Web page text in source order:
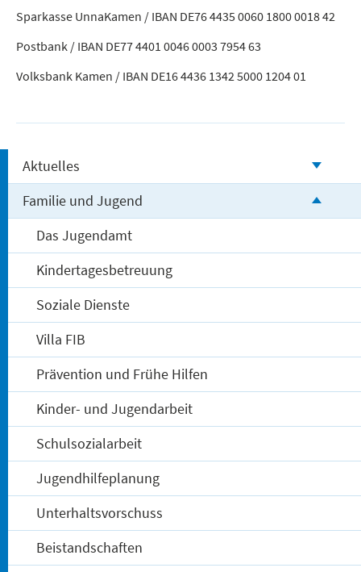
Sparkasse UnnaKamen / IBAN DE76 4435 0060 1800 0018 42
Postbank / IBAN DE77 4401 0046 0003 7954 63
Volksbank Kamen / IBAN DE16 4436 1342 5000 1204 01
Aktuelles
Familie und Jugend
Das Jugendamt
Kindertagesbetreuung
Soziale Dienste
Villa FIB
Prävention und Frühe Hilfen
Kinder- und Jugendarbeit
Schulsozialarbeit
Jugendhilfeplanung
Unterhaltsvorschuss
Beistandschaften